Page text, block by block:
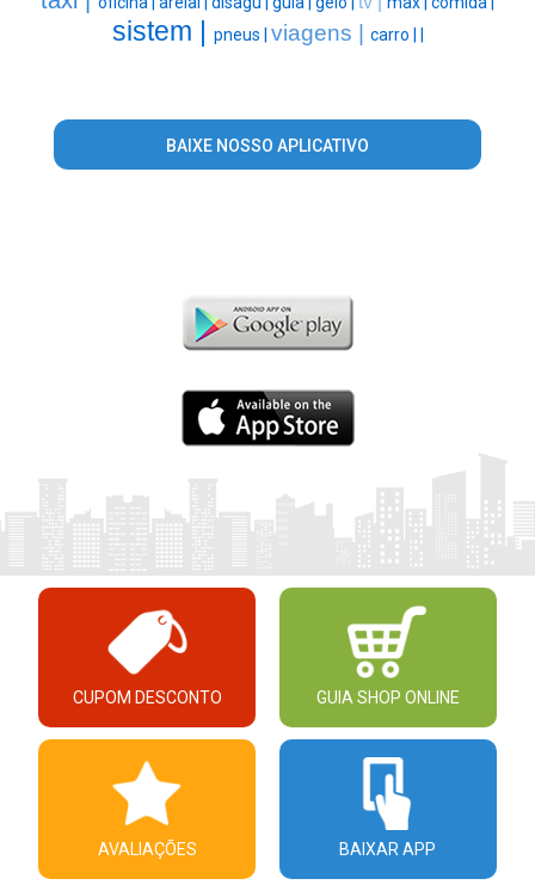
sistem | pneus | viagens | carro | |
BAIXE NOSSO APLICATIVO
CUPOM DESCONTO GUIA SHOP ONLINE
AVALIAÇÕES BAIXAR APP